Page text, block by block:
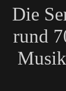
Die
rund